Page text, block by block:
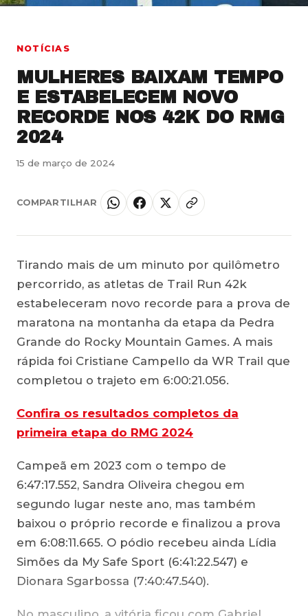
NOTÍCIAS
MULHERES BAIXAM TEMPO
E ESTABELECEM NOVO
RECORDE NOS 42K DO RMG
2024
15 de março de 2024
COMPARTILHAR
Tirando mais de um minuto por quilômetro
percorrido, as atletas de Trail Run 42k
estabeleceram novo recorde para a prova de
maratona na montanha da etapa da Pedra
Grande do Rocky Mountain Games. A mais
rápida foi Cristiane Campello da WR Trail que
completou o trajeto em 6:00:21.056.
Confira os resultados completos da
primeira etapa do RMG 2024
Campeã em 2023 com o tempo de
6:47:17.552, Sandra Oliveira chegou em
segundo lugar neste ano, mas também
baixou o próprio recorde e finalizou a prova
em 6:08:11.665. O pódio recebeu ainda Lídia
Simões da My Safe Sport (6:41:22.547) e
Dionara Sgarbossa (7:40:47.540).